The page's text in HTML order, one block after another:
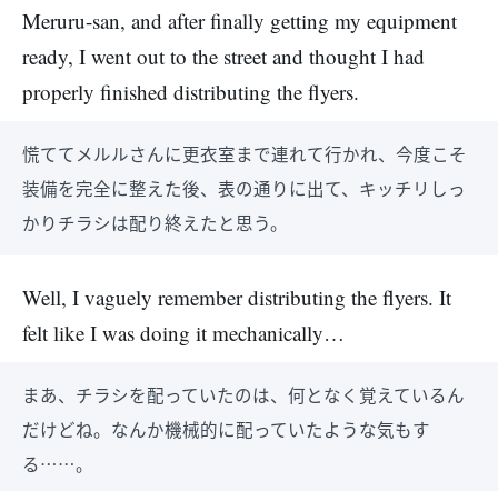
Meruru-san, and after finally getting my equipment
ready, I went out to the street and thought I had
properly finished distributing the flyers.
慌ててメルルさんに更衣室まで連れて行かれ、今度こそ
装備を完全に整えた後、表の通りに出て、キッチリしっ
かりチラシは配り終えたと思う。
Well, I vaguely remember distributing the flyers. It
felt like I was doing it mechanically…
まあ、チラシを配っていたのは、何となく覚えているん
だけどね。なんか機械的に配っていたような気もす
る……。